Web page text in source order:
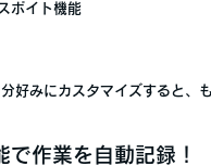
スポイト機能
好みにカスタマイズすると、
作業を自動記録！